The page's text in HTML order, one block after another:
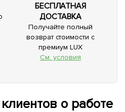
БЕСПЛАТНАЯ
ДОСТАВКА
Получайте полный
возврат стоимости с
премиум LUX
См. условия
о работе